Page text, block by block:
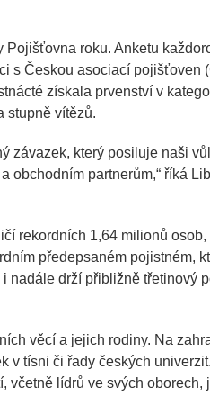
Pojišťovna roku. Anketu
s Českou asociací pojišťoven
získala prvenství v
stupně vítězů.
závazek, který posiluje naši
obchodním partnerům,“říká
rekordních 1,64 milionů osob,
předepsaném pojistném,
nadále drží přibližně třetinový
věcí a jejich rodiny. Na
v tísni či řady českých univerzit.
včetně lídrů ve svých oborech,